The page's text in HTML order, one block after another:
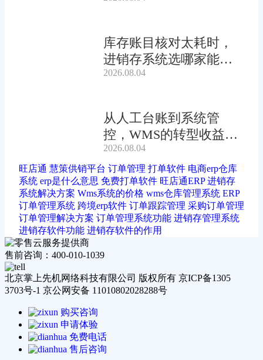
库存账目核对太耗时，
进销存系统选哪家能自
动?
2026.08.04
从人工台账到系统管
控，WMS的转型收益有
多大?
2026.08.04
旺店通 慧策供销平台 订单管理 打单软件 电商erp仓库
系统 erp是什么意思 免费打单软件 旺店通ERP 进销存
系统解决方案 Wms系统的价格 wms仓库管理系统 ERP
订单管理系统 跨境erp软件 订单跟踪管理 采购订单管理
订单管理解决方案 订单管理系统功能 进销存管理系统
进销存软件功能 进销存软件的作用
售前咨询：400-010-1039
北京掌上先机网络科技有限公司 版权所有 京ICP备1305
3703号-1 京公网安备 11010802028288号
购买咨询
申请体验
免费电话
售后咨询